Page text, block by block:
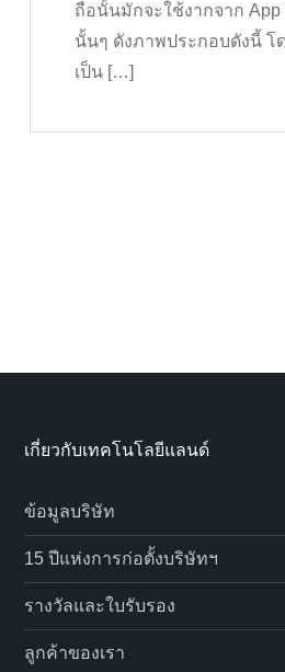
ถือนั้นมักจะใช้งากจาก
นั้นๆ ดังภาพประกอบดังนี้ โ
เป็น […]
เกี่ยวกับเทคโนโลยีแลนด์
ข้อมูลบริษัท
15 ปีแห่งการก่อตั้งบริษัทฯ
รางวัลและใบรับรอง
ลูกค้าของเรา